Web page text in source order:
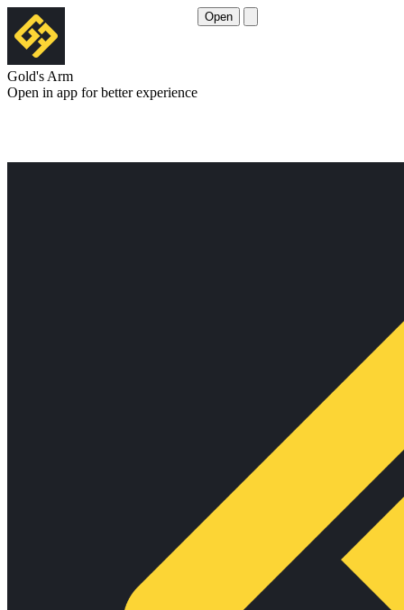
Gold's Arm
Open in app for better experience
Open